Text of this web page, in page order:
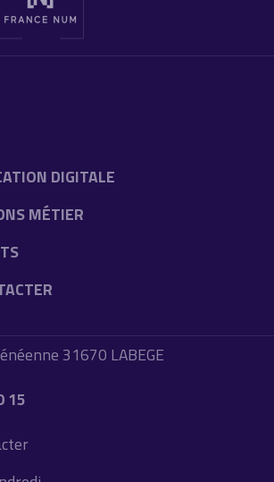
DIGITALE
MÉTIER
31670 LABEGE
15